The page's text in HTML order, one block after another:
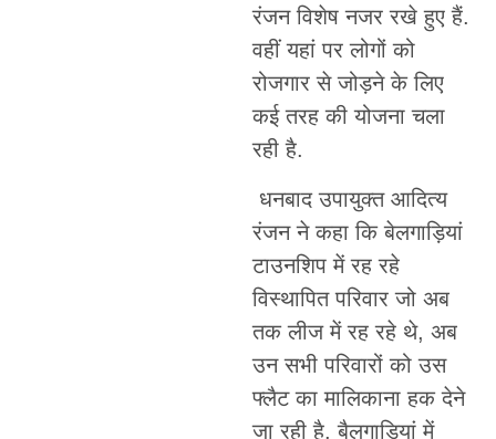
रंजन विशेष नजर रखे हुए हैं.
वहीं यहां पर लोगों को
रोजगार से जोड़ने के लिए
कई तरह की योजना चला
रही है.
धनबाद उपायुक्त आदित्य
रंजन ने कहा कि बेलगाड़ियां
टाउनशिप में रह रहे
विस्थापित परिवार जो अब
तक लीज में रह रहे थे, अब
उन सभी परिवारों को उस
फ्लैट का मालिकाना हक देने
जा रही है. बैलगाड़ियां में